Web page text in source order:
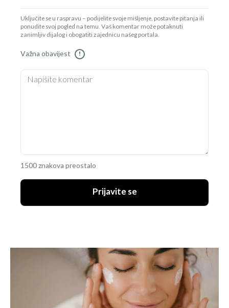
Uključite se u raspravu – podijelite svoje mišljenje, postavite pitanja ili
ponudite svoj pogled na temu. Vaš komentar može potaknuti
zanimljiv dijalog i obogatiti zajednicu našeg portala.
Važna obavijest !
1500 znakova preostalo
Prijavite se